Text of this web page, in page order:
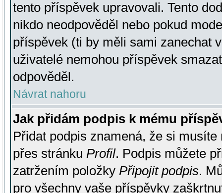
tento příspěvek upravovali. Tento
nikdo neodpověděl nebo pokud
příspěvek (ti by měli sami zanechat
uživatelé nemohou příspěvek
odpověděl.
Návrat nahoru
Jak přidám podpis k mému
Přidat podpis znamená, že si
přes stránku Profil. Podpis můžete
zatržením položky Připojit podpis.
pro všechny vaše příspěvky